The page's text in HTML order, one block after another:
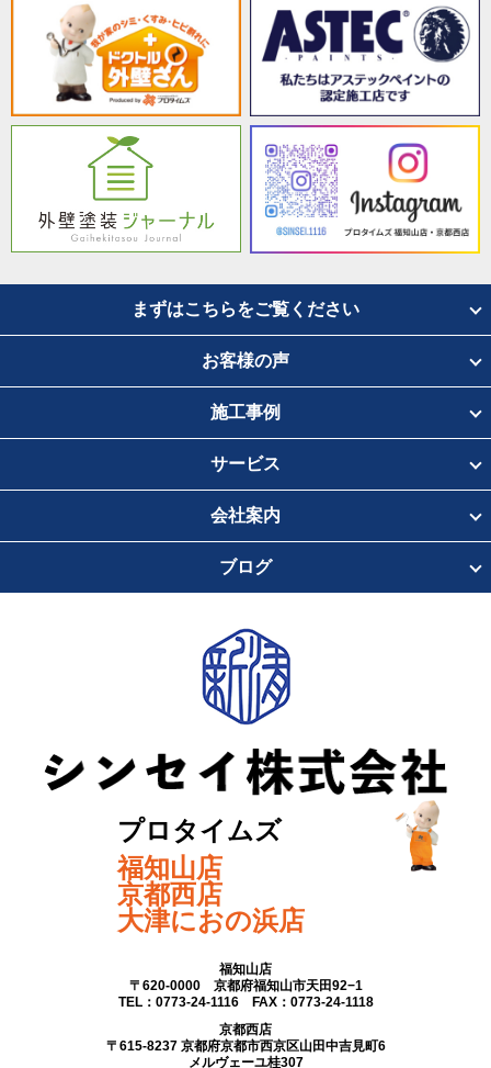
まずはこちらをご覧ください
お客様の声
施工事例
サービス
会社案内
ブログ
プロタイムズ
福知山店
京都西店
大津におの浜店
福知山店
〒620-0000 京都府福知山市天田92−1
TEL：0773-24-1116 FAX：0773-24-1118
京都西店
〒615-8237 京都府京都市西京区山田中吉見町6
メルヴェーユ桂307